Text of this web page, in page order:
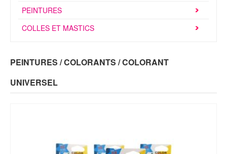
PEINTURES
COLLES ET MASTICS
PEINTURES / COLORANTS / COLORANT
UNIVERSEL